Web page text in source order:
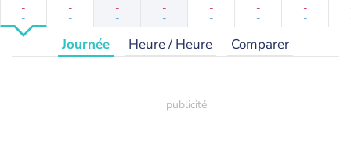
-
-
-
-
-
-
-
-
-
-
-
-
-
-
Journée Heure / Heure Comparer